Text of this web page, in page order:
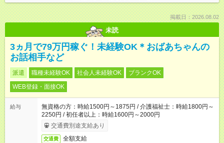
掲載日：2026.08.02
未読
3ヵ月で79万円稼ぐ！未経験OK＊おばあちゃんの
お話相手など
派遣 職種未経験OK 社会人未経験OK
ブランクOK
WEB登録・面接OK
給与
無資格の方：時給1500円～1875円 / 介護福祉士：時給1800円～
2250円 / 初任者以上：時給1600円～2000円
交通費別途支給あり
交通費 全額支給